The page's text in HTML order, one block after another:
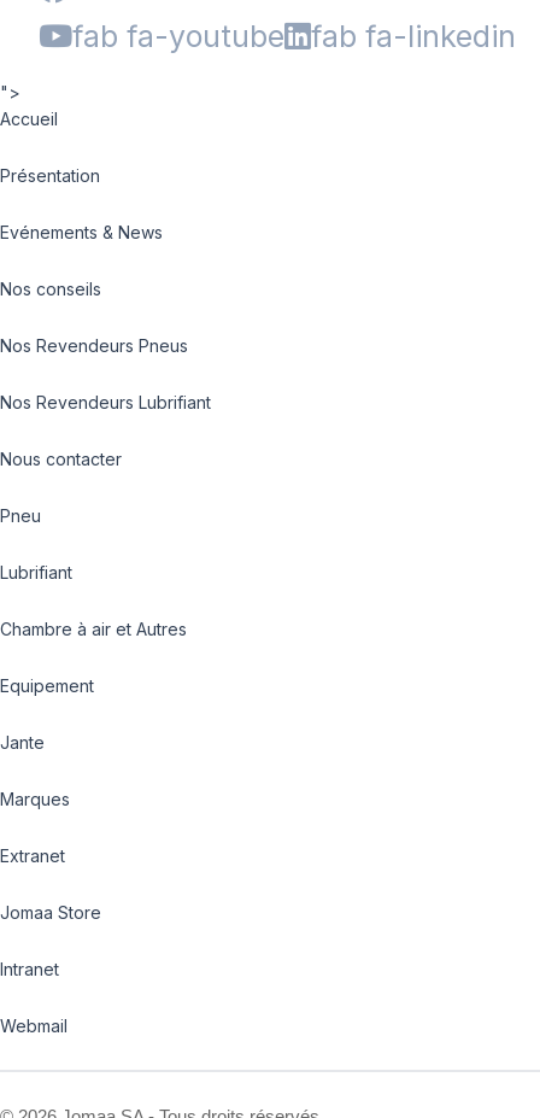
fab fa-youtube
fab fa-linkedin
">
Accueil
Présentation
Evénements & News
Nos conseils
Nos Revendeurs Pneus
Nos Revendeurs Lubrifiant
Nous contacter
Pneu
Lubrifiant
Chambre à air et Autres
Equipement
Jante
Marques
Extranet
Jomaa Store
Intranet
Webmail